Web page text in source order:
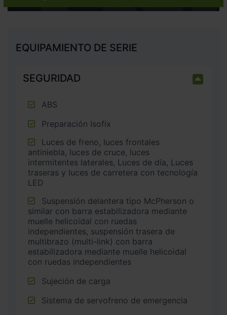
EQUIPAMIENTO DE SERIE
SEGURIDAD
ABS
Preparación Isofix
antiniebla, luces de cruce, luces
intermitentes laterales, Luces de día, Luces
traseras y luces de carretera con tecnología
LED
similar con barra estabilizadora mediante
muelle helicoidal con ruedas
independientes, suspensión trasera de
multibrazo (multi-link) con barra
estabilizadora mediante muelle helicoidal
con ruedas independientes
Sujeción de carga
Sistema de servofreno de emergencia